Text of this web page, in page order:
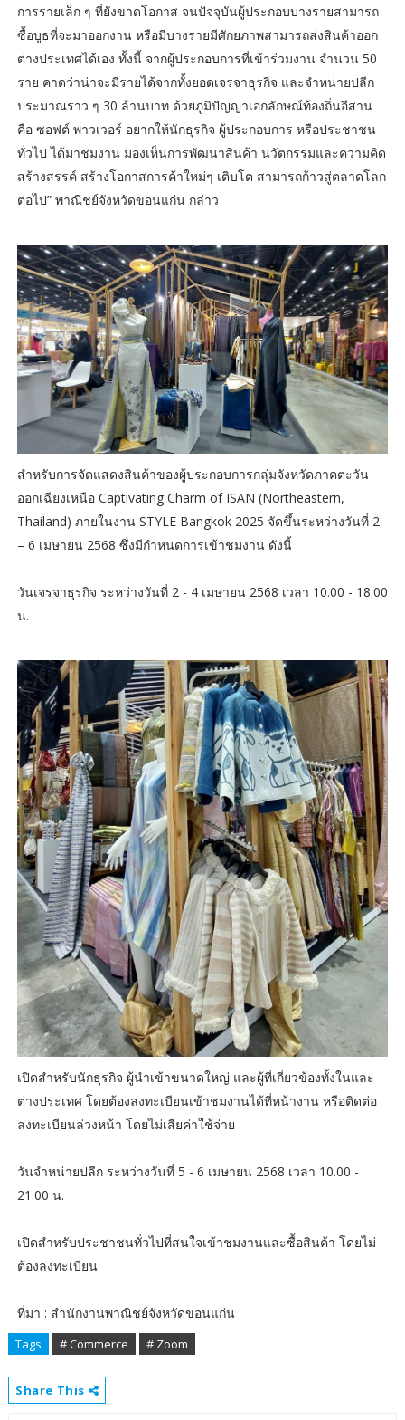
การรายเล็ก ๆ ที่ยังขาดโอกาส จนปัจจุบันผู้ประกอบบางรายสามารถ
ซื้อบูธที่จะมาออกงาน หรือมีบางรายมีศักยภาพสามารถส่งสินค้าออก
ต่างประเทศได้เอง ทั้งนี้ จากผู้ประกอบการที่เข้าร่วมงาน จำนวน 50
ราย คาดว่าน่าจะมีรายได้จากทั้งยอดเจรจาธุรกิจ และจำหน่ายปลีก
ประมาณราว ๆ 30 ล้านบาท ด้วยภูมิปัญญาเอกลักษณ์ท้องถิ่นอีสาน
คือ ซอฟต์ พาวเวอร์ อยากให้นักธุรกิจ ผู้ประกอบการ หรือประชาชน
ทั่วไป ได้มาชมงาน มองเห็นการพัฒนาสินค้า นวัตกรรมและความคิด
สร้างสรรค์ สร้างโอกาสการค้าใหม่ๆ เติบโต สามารถก้าวสู่ตลาดโลก
ต่อไป” พาณิชย์จังหวัดขอนแก่น กล่าว
สำหรับการจัดแสดงสินค้าของผู้ประกอบการกลุ่มจังหวัดภาคตะวัน
ออกเฉียงเหนือ Captivating Charm of ISAN (Northeastern,
Thailand) ภายในงาน STYLE Bangkok 2025 จัดขึ้นระหว่างวันที่ 2
– 6 เมษายน 2568 ซึ่งมีกำหนดการเข้าชมงาน ดังนี้
วันเจรจาธุรกิจ ระหว่างวันที่ 2 - 4 เมษายน 2568 เวลา 10.00 - 18.00
น.
เปิดสำหรับนักธุรกิจ ผู้นำเข้าขนาดใหญ่ และผู้ที่เกี่ยวข้องทั้งในและ
ต่างประเทศ โดยต้องลงทะเบียนเข้าชมงานได้ที่หน้างาน หรือติดต่อ
ลงทะเบียนล่วงหน้า โดยไม่เสียค่าใช้จ่าย
วันจำหน่ายปลีก ระหว่างวันที่ 5 - 6 เมษายน 2568 เวลา 10.00 -
21.00 น.
เปิดสำหรับประชาชนทั่วไปที่สนใจเข้าชมงานและซื้อสินค้า โดยไม่
ต้องลงทะเบียน
ที่มา : สำนักงานพาณิชย์จังหวัดขอนแก่น
Tags # Commerce # Zoom
Share This